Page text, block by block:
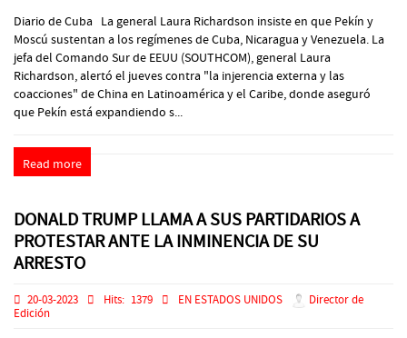
Diario de Cuba La general Laura Richardson insiste en que Pekín y
Moscú sustentan a los regímenes de Cuba, Nicaragua y Venezuela. La
jefa del Comando Sur de EEUU (SOUTHCOM), general Laura
Richardson, alertó el jueves contra "la injerencia externa y las
coacciones" de China en Latinoamérica y el Caribe, donde aseguró
que Pekín está expandiendo s...
Read more
DONALD TRUMP LLAMA A SUS PARTIDARIOS A
PROTESTAR ANTE LA INMINENCIA DE SU
ARRESTO
20-03-2023 Hits: 1379 EN ESTADOS UNIDOS
Director de
Edición